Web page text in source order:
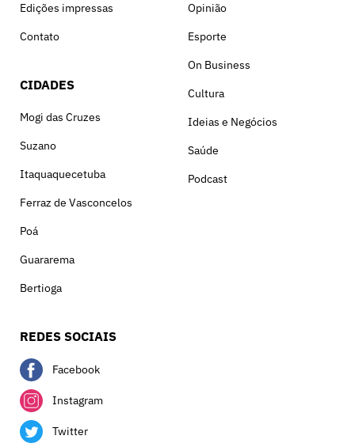
Edições impressas
Contato
CIDADES
Mogi das Cruzes
Suzano
Itaquaquecetuba
Ferraz de Vasconcelos
Poá
Guararema
Bertioga
Opinião
Esporte
On Business
Cultura
Ideias e Negócios
Saúde
Podcast
REDES SOCIAIS
Facebook
Instagram
Twitter